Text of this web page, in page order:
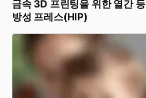
금속 3D 프린팅을 위한 열간 등
방성 프레스(HIP)